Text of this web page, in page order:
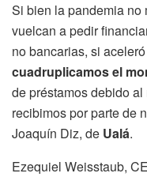
Si bien la pandemia no
vuelcan a pedir
no bancarias, si
cuadruplicamos el
de préstamos debido
recibimos por parte de
Joaquín Diz, de Ualá.
Ezequiel Weisstaub,